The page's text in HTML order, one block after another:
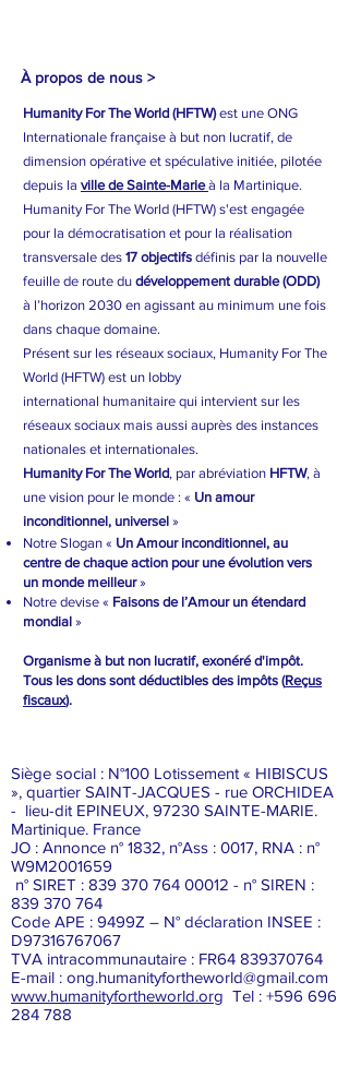
À propos de nous >
Humanity For The World (HFTW)est une ONG
Internationale française à but non lucratif, de
dimension opérative et spéculative initiée, pilotée
depuis la ville de Sainte-Marieà la Martinique.
Humanity For The World (HFTW) s'est engagée
pour la démocratisation et pour la réalisation
transversale des 17 objectifs définis par la nouvelle
feuille de route du développement durable (ODD)
à l’horizon 2030 en agissant au minimum une fois
dans chaque domaine.
Présent sur les réseaux sociaux, Humanity For The
World (HFTW) est un lobby
international humanitaire qui intervient sur les
réseaux sociaux mais aussi auprès des instances
nationales et internationales.
Humanity For The World, par abréviation HFTW, à
une vision pour le monde : « Un amour
inconditionnel, universel »
Notre Slogan « Un Amour inconditionnel, au
centre de chaque action pour une évolution vers
un monde meilleur»
Notre devise « Faisons de l’Amour un étendard
mondial »
Organisme à but non lucratif, exonéré d'impôt.
Tous les dons sont déductibles des impôts (Reçus
fiscaux).
Siège social : N°100 Lotissement « HIBISCUS
», quartier SAINT-JACQUES - rue ORCHIDEA
- lieu-dit EPINEUX, 97230 SAINTE-MARIE.
Martinique. France
JO : Annonce n° 1832, n°Ass : 0017, RNA : n°
W9M2001659
n° SIRET : 839 370 764 00012 - n° SIREN :
839 370 764
Code APE : 9499Z – N° déclaration INSEE :
D97316767067
TVA intracommunautaire : FR64 839370764
E-mail : ong.humanityfortheworld@gmail.com
www.humanityfortheworld.org Tel : +596 696
284 788